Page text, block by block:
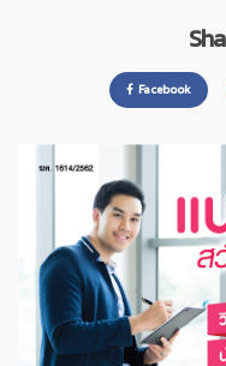
Facebook